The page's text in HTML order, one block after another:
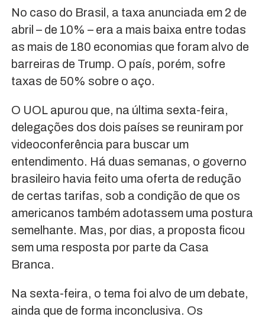
No caso do Brasil, a taxa anunciada em 2 de
abril – de 10% – era a mais baixa entre todas
as mais de 180 economias que foram alvo de
barreiras de Trump. O país, porém, sofre
taxas de 50% sobre o aço.
O UOL apurou que, na última sexta-feira,
delegações dos dois países se reuniram por
videoconferência para buscar um
entendimento. Há duas semanas, o governo
brasileiro havia feito uma oferta de redução
de certas tarifas, sob a condição de que os
americanos também adotassem uma postura
semelhante. Mas, por dias, a proposta ficou
sem uma resposta por parte da Casa
Branca.
Na sexta-feira, o tema foi alvo de um debate,
ainda que de forma inconclusiva. Os